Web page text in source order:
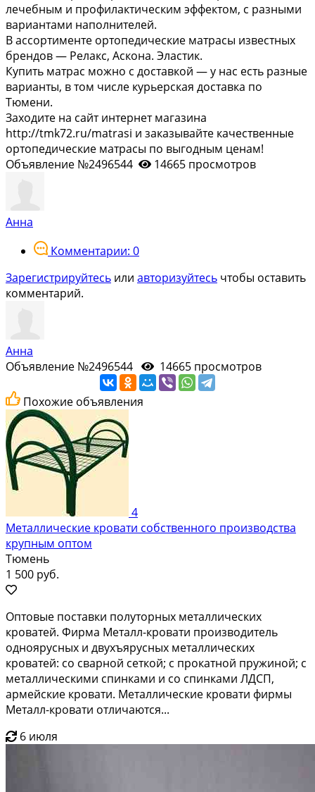
лечебным и профилактическим эффектом, с разными
вариантами наполнителей.
В ассортименте ортопедические матрасы известных
брендов — Релакс, Аскона. Эластик.
Купить матрас можно с доставкой — у нас есть разные
варианты, в том числе курьерская доставка по
Тюмени.
Заходите на сайт интернет магазина
http://tmk72.ru/matrasi и заказывайте качественные
ортопедические матрасы по выгодным ценам!
Объявление №2496544
14665 просмотров
Анна
Комментарии: 0
Зарегистрируйтесь или авторизуйтесь чтобы оставить
комментарий.
Анна
Объявление №2496544
14665 просмотров
Похожие объявления
4
Металлические кровати собственного производства
крупным оптом
Тюмень
1 500 руб.
Оптовые поставки полуторных металлических
кроватей. Фирма Металл-кровати производитель
одноярусных и двухъярусных металлических
кроватей: со сварной сеткой; с прокатной пружиной; с
металлическими спинками и со спинками ЛДСП,
армейские кровати. Металлические кровати фирмы
Металл-кровати отличаются...
6 июля